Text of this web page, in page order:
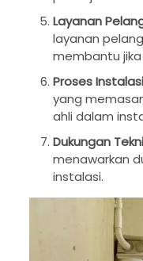
Layanan
layanan
membantu
Proses
yang
ahli dalam
Dukungan
menawarkan
instalasi.